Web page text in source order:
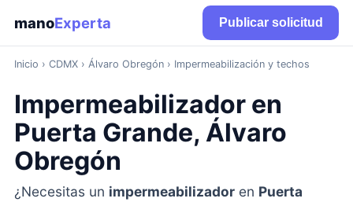
manoExperta Publicar solicitud
Inicio › CDMX› Álvaro Obregón › Impermeabilización y techos
Impermeabilizador en
Puerta Grande, Álvaro
Obregón
¿Necesitas un impermeabilizadoren Puerta